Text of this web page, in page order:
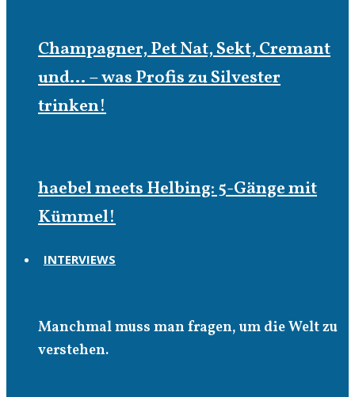
Champagner, Pet Nat, Sekt, Cremant
und… – was Profis zu Silvester
trinken!
haebel meets Helbing: 5-Gänge mit
Kümmel!
INTERVIEWS
Manchmal muss man fragen, um die Welt zu
verstehen.